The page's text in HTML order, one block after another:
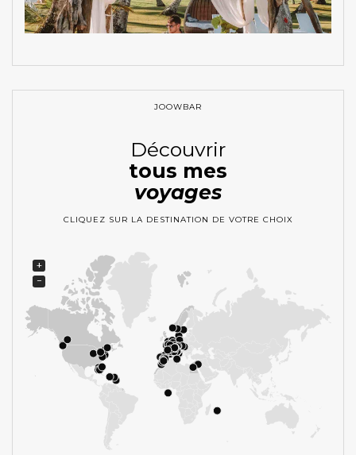
JOOWBAR
Découvrir
tous mes
voyages
CLIQUEZ SUR LA DESTINATION DE VOTRE CHOIX
+
−